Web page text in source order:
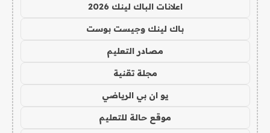
اعلانات الباك لينك 2026
باك لينك وجيست بوست
مصادر التعليم
مجلة تقنية
يو ان بي الرياضي
موقع حالة للتعليم